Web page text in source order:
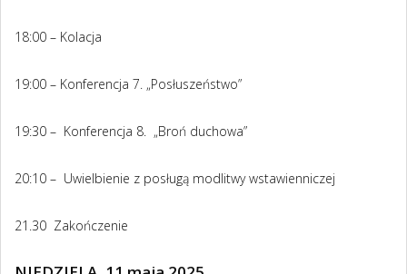
18:00 – Kolacja
19:00 – Konferencja 7. „Posłuszeństwo”
19:30 – Konferencja 8. „Broń duchowa”
20:10 – Uwielbienie z posługą modlitwy wstawienniczej
21.30 Zakończenie